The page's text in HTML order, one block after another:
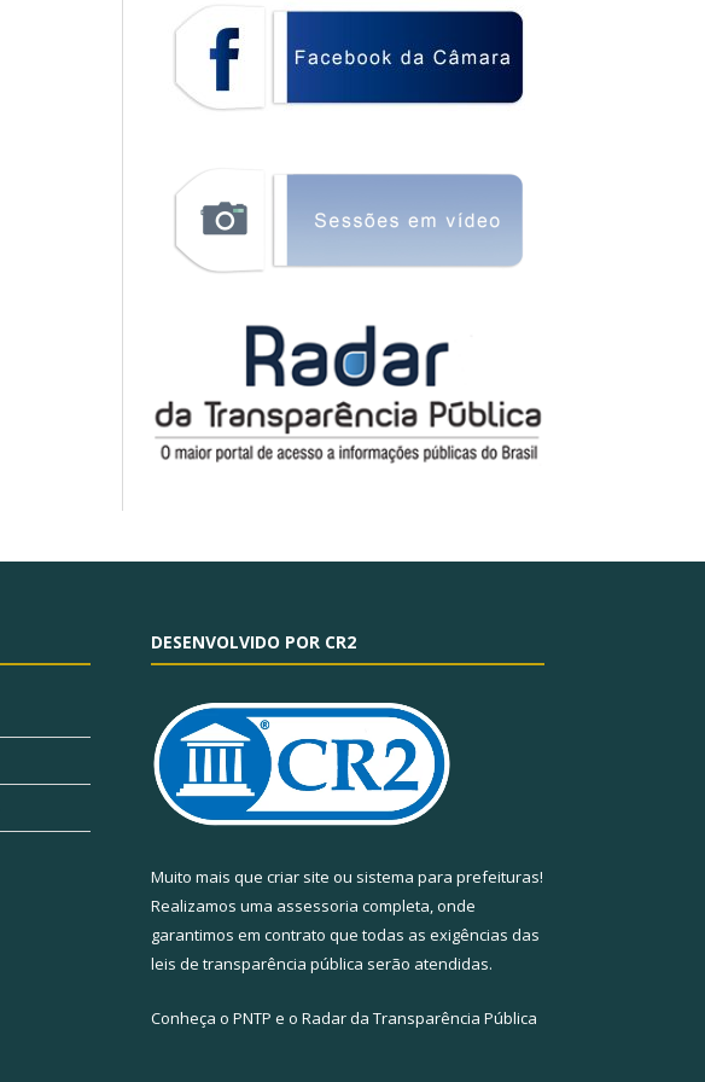
DESENVOLVIDO POR CR2
Muito mais que criar site ou sistema para prefeituras!
Realizamos uma assessoria completa, onde
garantimos em contrato que todas as exigências das
leis de transparência pública serão atendidas.
Conheça o PNTP e o Radar da Transparência Pública